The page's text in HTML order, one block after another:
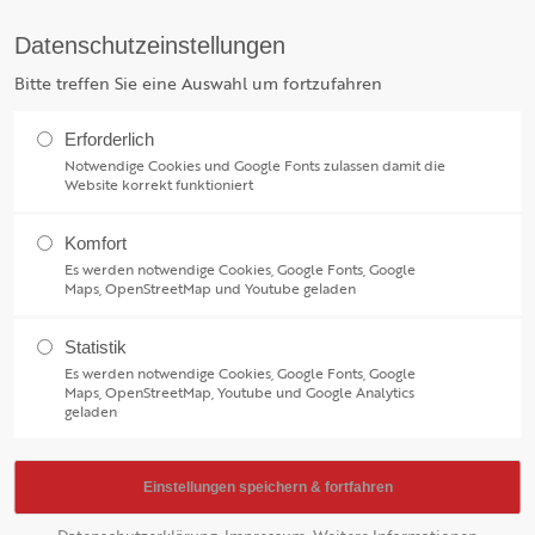
"offcanvas-col2" existiert
Der Eintrag "offcanvas-col3"
leider nicht.
MUSIKER JUNGMUSIKER
Datenschutzeinstellungen
Bitte treffen Sie eine Auswahl um fortzufahren
Erforderlich
Notwendige Cookies und Google Fonts zulassen damit die
Website korrekt funktioniert
Komfort
Es werden notwendige Cookies, Google Fonts, Google
Maps, OpenStreetMap und Youtube geladen
Statistik
Es werden notwendige Cookies, Google Fonts, Google
Maps, OpenStreetMap, Youtube und Google Analytics
geladen